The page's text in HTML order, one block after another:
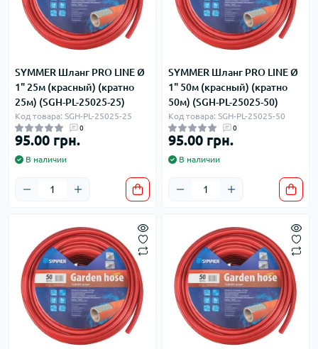
SYMMER Шланг PRO LINE Ø
1" 25м (красный) (кратно
25м) (SGH-PL-25025-25)
Код товара: SGH-PL-25025-25
0
95.00 грн.
В наличии
SYMMER Шланг PRO LINE Ø
1" 50м (красный) (кратно
50м) (SGH-PL-25025-50)
Код товара: SGH-PL-25025-50
0
95.00 грн.
В наличии